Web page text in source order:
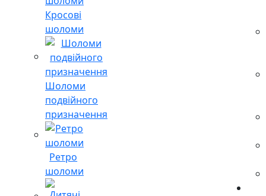
Кросові
шоломи
Шоломи
подвійного
призначення
Ретро
шоломи